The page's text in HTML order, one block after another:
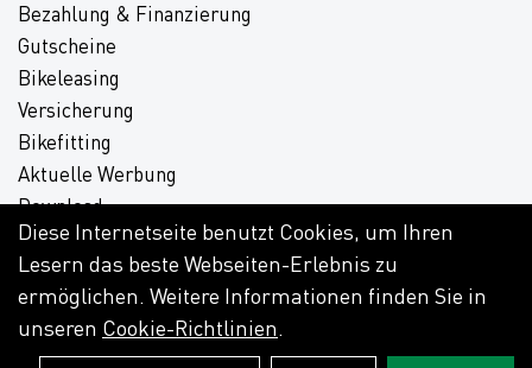
Bezahlung & Finanzierung
Gutscheine
Bikeleasing
Versicherung
Bikefitting
Aktuelle Werbung
Download
Diese Internetseite benutzt Cookies, um Ihren
Lesern das beste Webseiten-Erlebnis zu
ermöglichen. Weitere Informationen finden Sie in
unseren Cookie-Richtlinien.